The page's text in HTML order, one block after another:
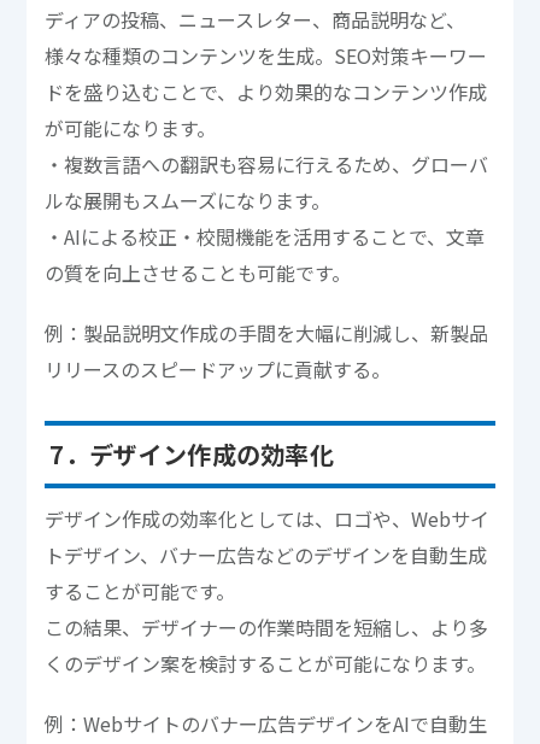
ディアの投稿、ニュースレター、商品説明など、
様々な種類のコンテンツを生成。SEO対策キーワー
ドを盛り込むことで、より効果的なコンテンツ作成
が可能になります。
・複数言語への翻訳も容易に行えるため、グローバ
ルな展開もスムーズになります。
・AIによる校正・校閲機能を活用することで、文章
の質を向上させることも可能です。
例：製品説明文作成の手間を大幅に削減し、新製品
リリースのスピードアップに貢献する。
7．デザイン作成の効率化
デザイン作成の効率化としては、ロゴや、Webサイ
トデザイン、バナー広告などのデザインを自動生成
することが可能です。
この結果、デザイナーの作業時間を短縮し、より多
くのデザイン案を検討することが可能になります。
例：Webサイトのバナー広告デザインをAIで自動生